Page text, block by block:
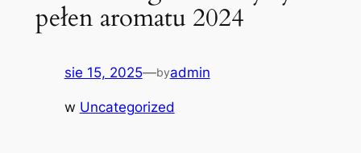
pełen aromatu 2024
sie 15, 2025—byadmin
w Uncategorized